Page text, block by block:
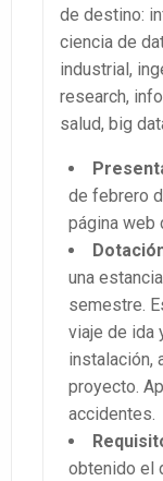
de destino:
ciencia de
industrial,
research,
salud, big
de febrero
página web
una
semestre.
viaje de ida
instalación,
proyecto.
accidentes.
obtenido el